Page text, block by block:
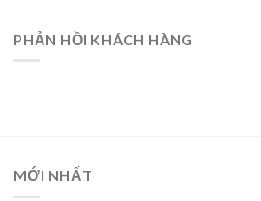
PHẢN HỒI KHÁCH HÀNG
MỚI NHẤT